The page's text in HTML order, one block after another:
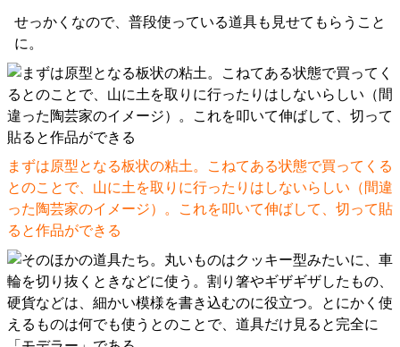
せっかくなので、普段使っている道具も見せてもらうこと
に。
まずは原型となる板状の粘土。こねてある状態で買ってくる
とのことで、山に土を取りに行ったりはしないらしい（間違
った陶芸家のイメージ）。これを叩いて伸ばして、切って貼
ると作品ができる